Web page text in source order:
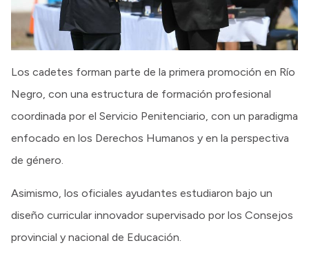
Los cadetes forman parte de la primera promoción en Río
Negro, con una estructura de formación profesional
coordinada por el Servicio Penitenciario, con un paradigma
enfocado en los Derechos Humanos y en la perspectiva
de género.
Asimismo, los oficiales ayudantes estudiaron bajo un
diseño curricular innovador supervisado por los Consejos
provincial y nacional de Educación.